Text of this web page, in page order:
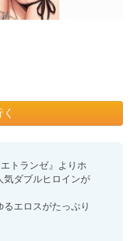
トランゼ』よりホ
気ダブルヒロインが
エロスがたっぷり